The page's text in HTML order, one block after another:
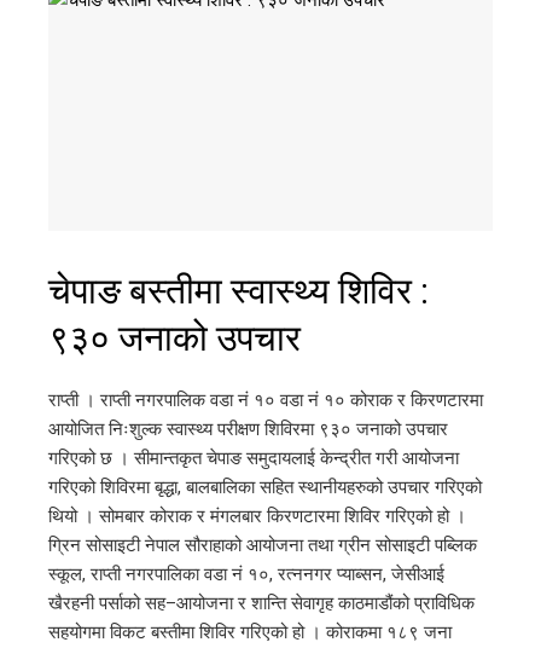
चेपाङ बस्तीमा स्वास्थ्य शिविर :
९३० जनाको उपचार
राप्ती । राप्ती नगरपालिक वडा नं १० वडा नं १० कोराक र किरणटारमा
आयोजित निःशुल्क स्वास्थ्य परीक्षण शिविरमा ९३० जनाको उपचार
गरिएको छ । सीमान्तकृत चेपाङ समुदायलाई केन्द्रीत गरी आयोजना
गरिएको शिविरमा बृद्धा, बालबालिका सहित स्थानीयहरुको उपचार गरिएको
थियो । सोमबार कोराक र मंगलबार किरणटारमा शिविर गरिएको हो ।
ग्रिन सोसाइटी नेपाल सौराहाको आयोजना तथा ग्रीन सोसाइटी पब्लिक
स्कूल, राप्ती नगरपालिका वडा नं १०, रत्ननगर प्याब्सन, जेसीआई
खैरहनी पर्साको सह–आयोजना र शान्ति सेवागृह काठमाडौंको प्राविधिक
सहयोगमा विकट बस्तीमा शिविर गरिएको हो । कोराकमा १८९ जना